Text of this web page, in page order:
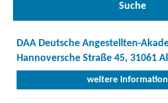
Suche
DAA Deutsche Angestellten-
Hannoversche Straße 45, 31061
weitere